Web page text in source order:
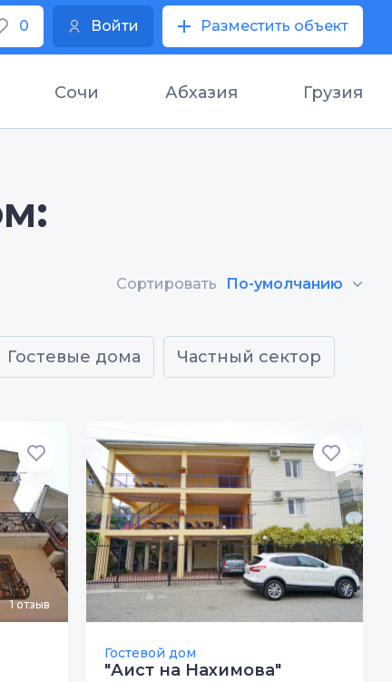
0 Войти Разместить объект
Сочи Абхазия Грузия
Сортировать По-умолчанию
Гостевые дома Частный сектор
1 отзыв
Гостевой дом
"Аист на Нахимова"